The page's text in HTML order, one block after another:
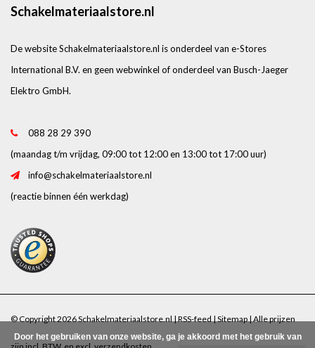
Schakelmateriaalstore.nl
De website Schakelmateriaalstore.nl is onderdeel van e-Stores
International B.V. en geen webwinkel of onderdeel van Busch-Jaeger
Elektro GmbH.
088 28 29 390
(maandag t/m vrijdag, 09:00 tot 12:00 en 13:00 tot 17:00 uur)
info@schakelmateriaalstore.nl
(reactie binnen één werkdag)
© Copyright 2026 Schakelmateriaalstore.nl | RSS-feed | Sitemap | Alle prijzen
Door het gebruiken van onze website, ga je akkoord met het gebruik van